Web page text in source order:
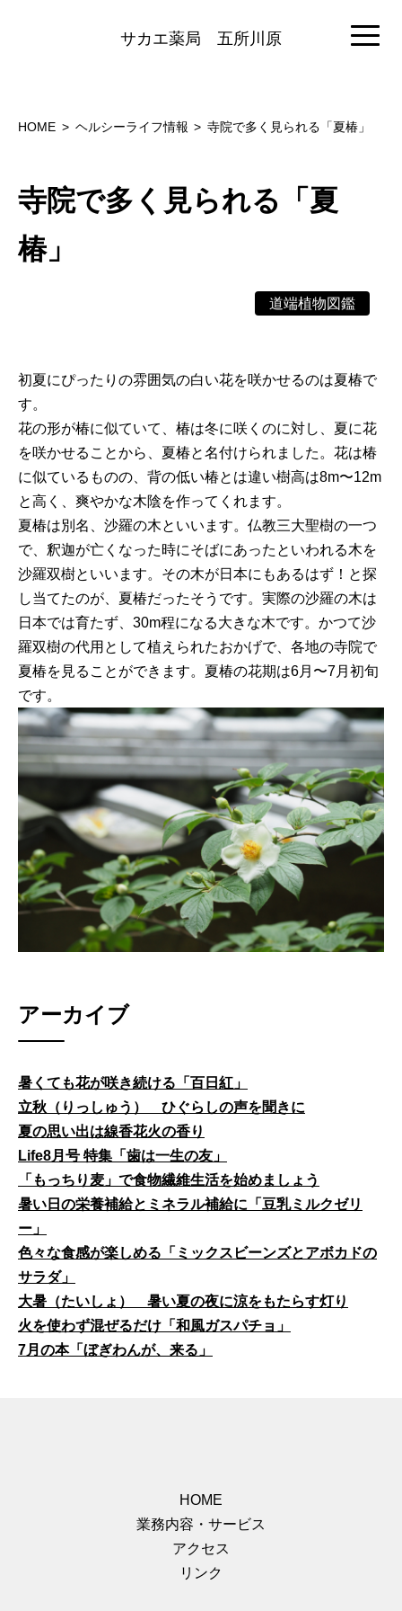
サカエ薬局 五所川原
HOME ヘルシーライフ情報 寺院で多く見られる「夏椿」
寺院で多く見られる「夏
椿」
道端植物図鑑
初夏にぴったりの雰囲気の白い花を咲かせるのは夏椿で
す。
花の形が椿に似ていて、椿は冬に咲くのに対し、夏に花
を咲かせることから、夏椿と名付けられました。花は椿
に似ているものの、背の低い椿とは違い樹高は8m〜12m
と高く、爽やかな木陰を作ってくれます。
夏椿は別名、沙羅の木といいます。仏教三大聖樹の一つ
で、釈迦が亡くなった時にそばにあったといわれる木を
沙羅双樹といいます。その木が日本にもあるはず！と探
し当てたのが、夏椿だったそうです。実際の沙羅の木は
日本では育たず、30m程になる大きな木です。かつて沙
羅双樹の代用として植えられたおかげで、各地の寺院で
夏椿を見ることができます。夏椿の花期は6月〜7月初旬
です。
アーカイブ
暑くても花が咲き続ける「百日紅」
立秋（りっしゅう） ひぐらしの声を聞きに
夏の思い出は線香花火の香り
Life8月号 特集「歯は一生の友」
「もっちり麦」で食物繊維生活を始めましょう
暑い日の栄養補給とミネラル補給に「豆乳ミルクゼリ
ー」
色々な食感が楽しめる「ミックスビーンズとアボカドの
サラダ」
大暑（たいしょ） 暑い夏の夜に涼をもたらす灯り
火を使わず混ぜるだけ「和風ガスパチョ」
7月の本「ぼぎわんが、来る」
HOME
業務内容・サービス
アクセス
リンク